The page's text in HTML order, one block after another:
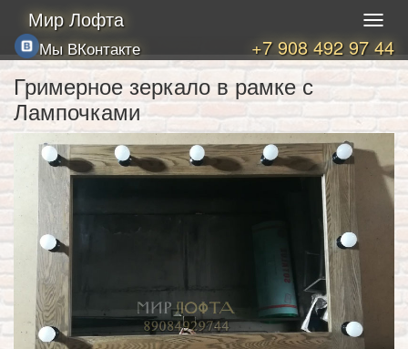
Мир Лофта
+7 908 492 97 44
Мы ВКонтакте
Гримерное зеркало в рамке с
Лампочками